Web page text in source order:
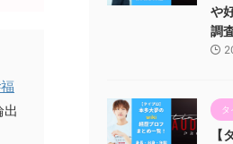
や
調
タ
【